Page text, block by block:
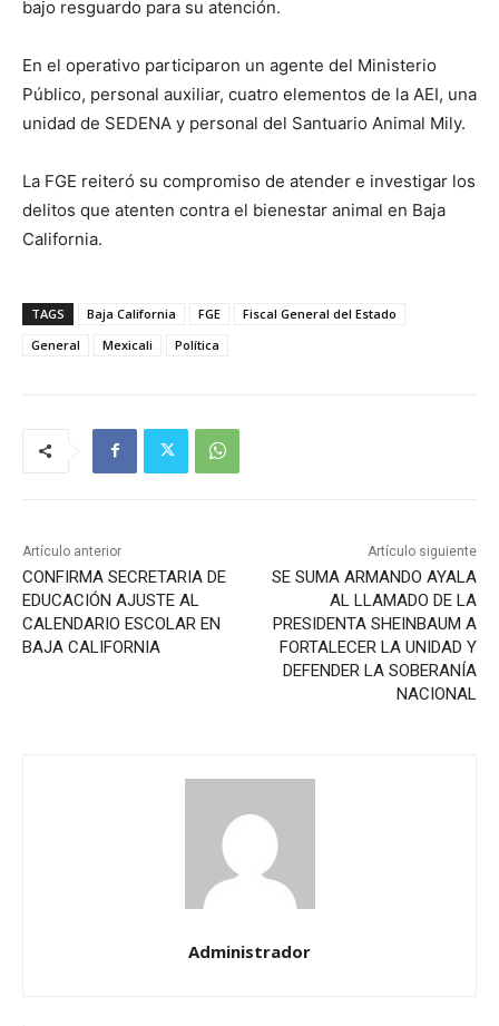
bajo resguardo para su atención.
En el operativo participaron un agente del Ministerio
Público, personal auxiliar, cuatro elementos de la AEI, una
unidad de SEDENA y personal del Santuario Animal Mily.
La FGE reiteró su compromiso de atender e investigar los
delitos que atenten contra el bienestar animal en Baja
California.
TAGS Baja California FGE
Fiscal General del Estado
General
Mexicali Política
Artículo anterior
CONFIRMA SECRETARIA DE
EDUCACIÓN AJUSTE AL
CALENDARIO ESCOLAR EN
BAJA CALIFORNIA
Artículo siguiente
SE SUMA ARMANDO AYALA
AL LLAMADO DE LA
PRESIDENTA SHEINBAUM A
FORTALECER LA UNIDAD Y
DEFENDER LA SOBERANÍA
NACIONAL
Administrador